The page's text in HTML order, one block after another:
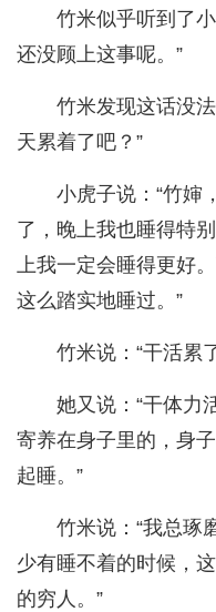
竹米似乎听到了
还没顾上这事呢。”
竹米发现这话没
天累着了吧？”
小虎子说：“竹婶
了，晚上我也睡得特
上我一定会睡得更好
这么踏实地睡过。”
竹米说：“干活累
她又说：“干体力
寄养在身子里的，身
起睡。”
竹米说：“我总琢
少有睡不着的时候，
的穷人。”